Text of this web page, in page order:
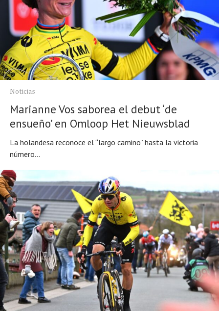
Noticias
Marianne Vos saborea el debut ‘de
ensueño’ en Omloop Het Nieuwsblad
La holandesa reconoce el “largo camino” hasta la victoria
número...